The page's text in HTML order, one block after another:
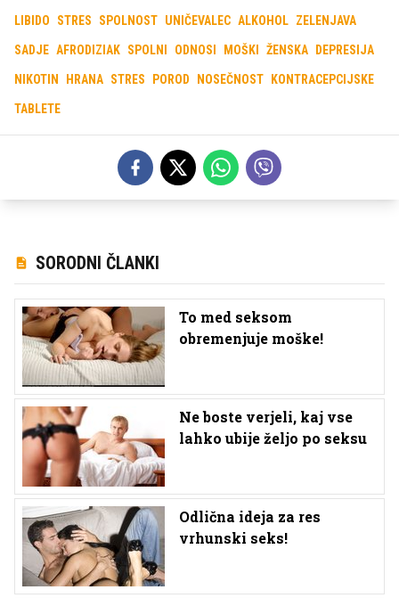
LIBIDO STRES SPOLNOST UNIČEVALEC ALKOHOL ZELENJAVA
SADJE AFRODIZIAK SPOLNI ODNOSI MOŠKI ŽENSKA DEPRESIJA
NIKOTIN HRANA STRES POROD NOSEČNOST KONTRACEPCIJSKE
TABLETE
SORODNI ČLANKI
To med seksom
obremenjuje moške!
Ne boste verjeli, kaj vse
lahko ubije željo po seksu
Odlična ideja za res
vrhunski seks!